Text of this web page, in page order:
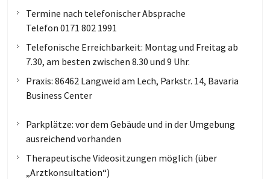
Termine nach telefonischer Absprache
Telefon 0171 802 1991
Telefonische Erreichbarkeit: Montag und Freitag ab
7.30, am besten zwischen 8.30 und 9 Uhr.
Praxis: 86462 Langweid am Lech, Parkstr. 14, Bavaria
Business Center
Parkplätze: vor dem Gebäude und in der Umgebung
ausreichend vorhanden
Therapeutische Videositzungen möglich (über
„Arztkonsultation“)